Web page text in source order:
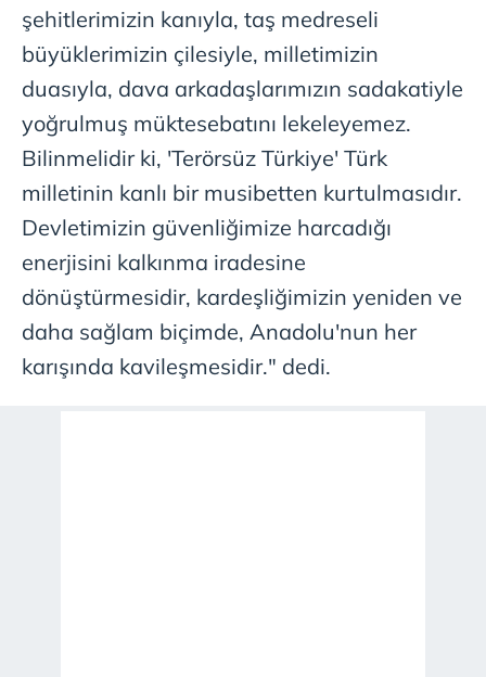
şehitlerimizin kanıyla, taş medreseli
büyüklerimizin çilesiyle, milletimizin
duasıyla, dava arkadaşlarımızın sadakatiyle
yoğrulmuş müktesebatını lekeleyemez.
Bilinmelidir ki, 'Terörsüz Türkiye' Türk
milletinin kanlı bir musibetten kurtulmasıdır.
Devletimizin güvenliğimize harcadığı
enerjisini kalkınma iradesine
dönüştürmesidir, kardeşliğimizin yeniden ve
daha sağlam biçimde, Anadolu'nun her
karışında kavileşmesidir." dedi.